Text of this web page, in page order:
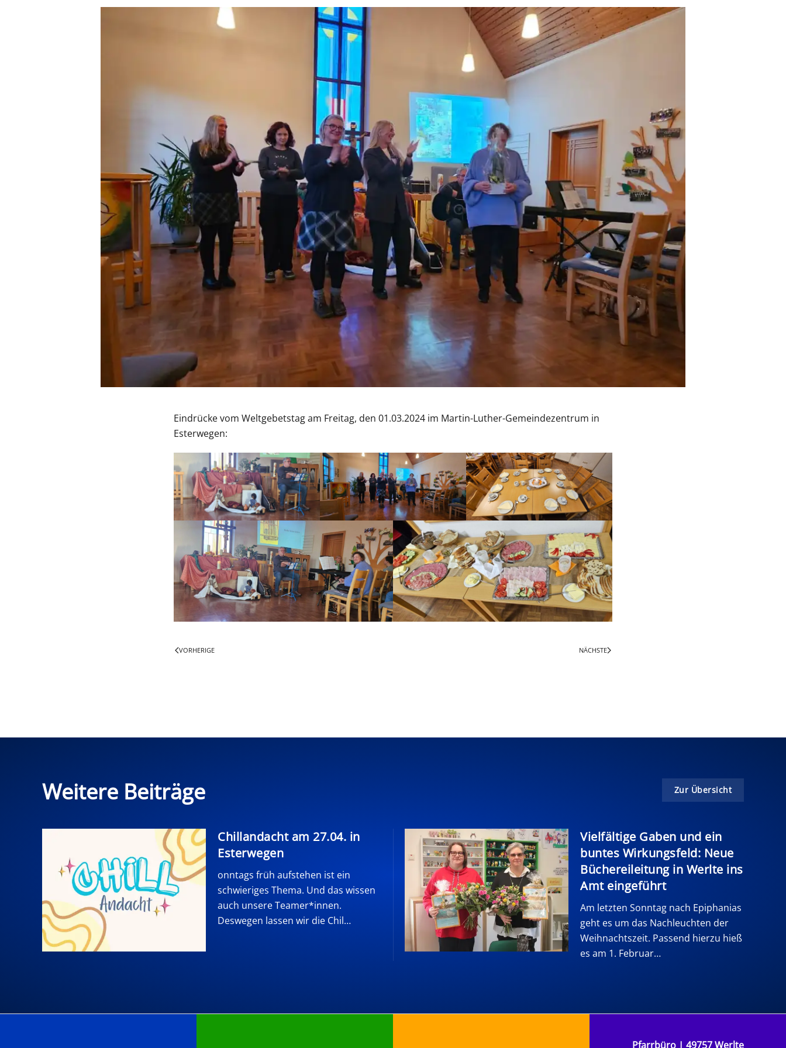
Eindrücke vom Weltgebetstag am Freitag, den 01.03.2024 im Martin-Luther-Gemeindezentrum in
Esterwegen:
VORHERIGE NÄCHSTE
Weitere Beiträge Zur Übersicht
Chillandacht am 27.04. in
Esterwegen
onntags früh aufstehen ist ein
schwieriges Thema. Und das wissen
auch unsere Teamer*innen.
Deswegen lassen wir die Chil…
Vielfältige Gaben und ein
buntes Wirkungsfeld: Neue
Büchereileitung in Werlte ins
Amt eingeführt
Am letzten Sonntag nach Epiphanias
geht es um das Nachleuchten der
Weihnachtszeit. Passend hierzu hieß
es am 1. Februar…
Pfarrbüro | 49757 Werlte